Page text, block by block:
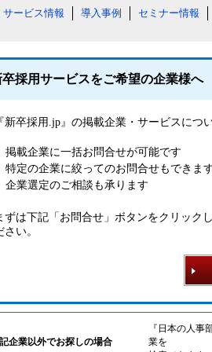
サービス情報 導入事例 セミナー情報
卒採用サービスをご希望の企業様へ
新卒採用.jp』の掲載企業・サービスにつ
掲載企業に一括お問合せが可能です
特定の企業に絞ってのお問合せもできま
企業選定のご相談も承ります
ずは下記「お問合せ」ボタンをクリック
さい。
企業以外でお探しの場合
『日本の人事
業を